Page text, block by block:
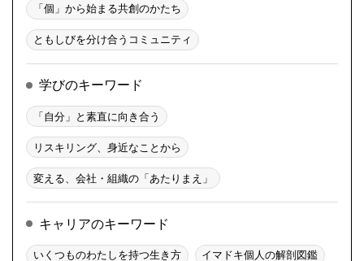
「個」から始まる共創のかたち
ともしびを分け合うコミュニティ
学びのキーワード
「自分」と素直に向き合う
リスキリング、身近なことから
変える、会社・組織の「あたりまえ」
キャリアのキーワード
いくつものわたしを持つ生き方 イマドキ個人の解剖図鑑